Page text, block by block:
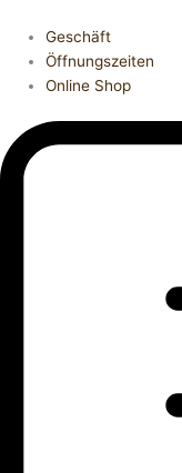
Geschäft
Öffnungszeiten
Online Shop